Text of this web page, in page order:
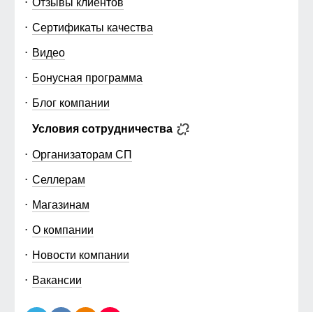
Сертификаты качества
Видео
Бонусная программа
Блог компании
Условия сотрудничества
Организаторам СП
Селлерам
Магазинам
О компании
Новости компании
Вакансии